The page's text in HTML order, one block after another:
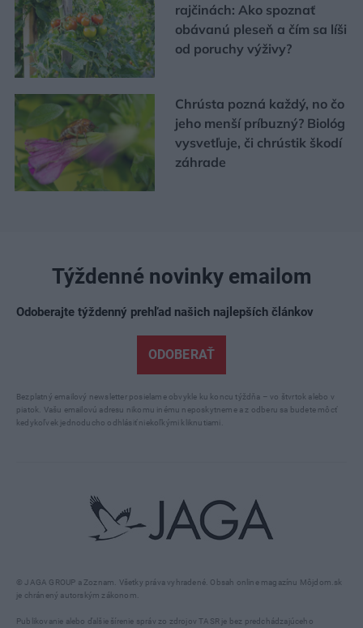
rajčinách: Ako spoznať
obávanú pleseň a čím sa líši
od poruchy výživy?
Chrústa pozná každý, no čo
jeho menší príbuzný? Biológ
vysvetľuje, či chrústik škodí
záhrade
© JAGA GROUP a Zoznam. Všetky práva vyhradené. Obsah online magazínu Môjdom.sk
je chránený autorským zákonom.
Publikovanie alebo ďalšie šírenie správ zo zdrojov TASR je bez predchádzajúceho
Týždenné novinky emailom
Odoberajte týždenný prehľad našich najlepších článkov
ODOBERAŤ
Bezplatný emailový newsletter posielame obvykle ku koncu týždňa – vo štvrtok alebo v
piatok. Vašu emailovú adresu nikomu inému neposkytneme a z odberu sa budete môcť
kedykoľvek jednoducho odhlásiť niekoľkými kliknutiami.